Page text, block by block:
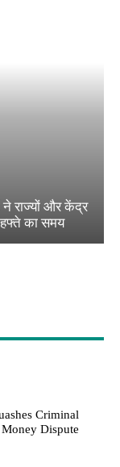
ने राज्यों और केंद्र
हफ्ते का समय
Criminal
Dispute